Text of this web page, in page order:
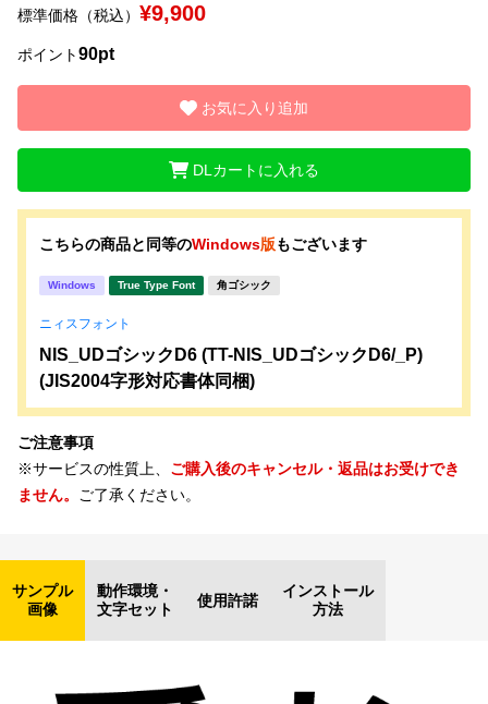
標準価格（税込） ¥9,900
ポイント90pt
お気に入り追加
DLカートに入れる
こちらの商品と同等のWindows版もございます
Windows True Type Font 角ゴシック
ニィスフォント
NIS_UDゴシックD6 (TT-NIS_UDゴシックD6/_P)
(JIS2004字形対応書体同梱)
ご注意事項
※サービスの性質上、 ご購入後のキャンセル・返品はお受けでき
ません。 ご了承ください。
サンプル
画像
動作環境・
文字セット
使用許諾
インストール
方法